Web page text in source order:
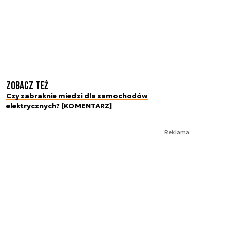
Zobacz też
Czy zabraknie miedzi dla samochodów
elektrycznych? [KOMENTARZ]
Reklama